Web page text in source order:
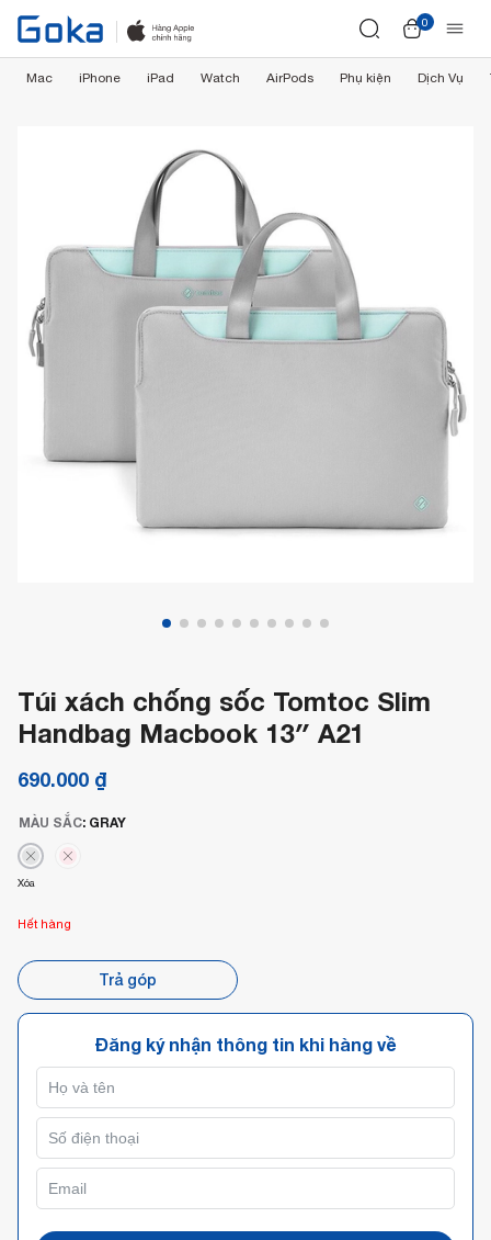
0
Mac iPhone iPad Watch AirPods Phụ kiện Dịch Vụ
Túi xách chống sốc Tomtoc Slim
Handbag Macbook 13″ A21
690.000 ₫
MÀU SẮC: GRAY
Xóa
Hết hàng
Trả góp
Đăng ký nhận thông tin khi hàng về